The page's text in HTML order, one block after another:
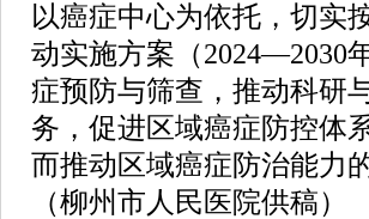
以癌症中心为依托，切
动实施方案（2024—2030
症预防与筛查，推动科研
务，促进区域癌症防控体
而推动区域癌症防治能力
（柳州市人民医院供稿）